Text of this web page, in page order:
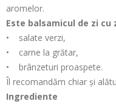
aromelor.
Este balsamicul de zi
• salate verzi,
• carne la grătar,
• brânzeturi proaspete.
Îl recomandăm chiar și
Ingrediente